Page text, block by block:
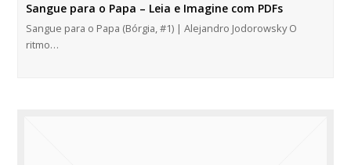
Sangue para o Papa – Leia e Imagine com PDFs
Sangue para o Papa (Bórgia, #1) | Alejandro Jodorowsky O
ritmo…